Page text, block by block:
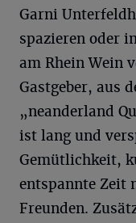
Garni
spazieren oder
am Rhein Wein
Gastgeber, aus
„neanderland
ist lang und
Gemütlichkeit,
entspannte Zeit
Freunden.